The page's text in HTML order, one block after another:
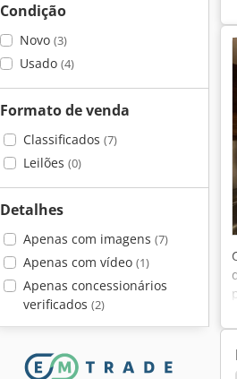
Condição
Novo (3)
Usado (4)
Formato de venda
Classificados (7)
Leilões (0)
Detalhes
Apenas com imagens (7)
Apenas com vídeo (1)
Apenas concessionários
verificados (2)